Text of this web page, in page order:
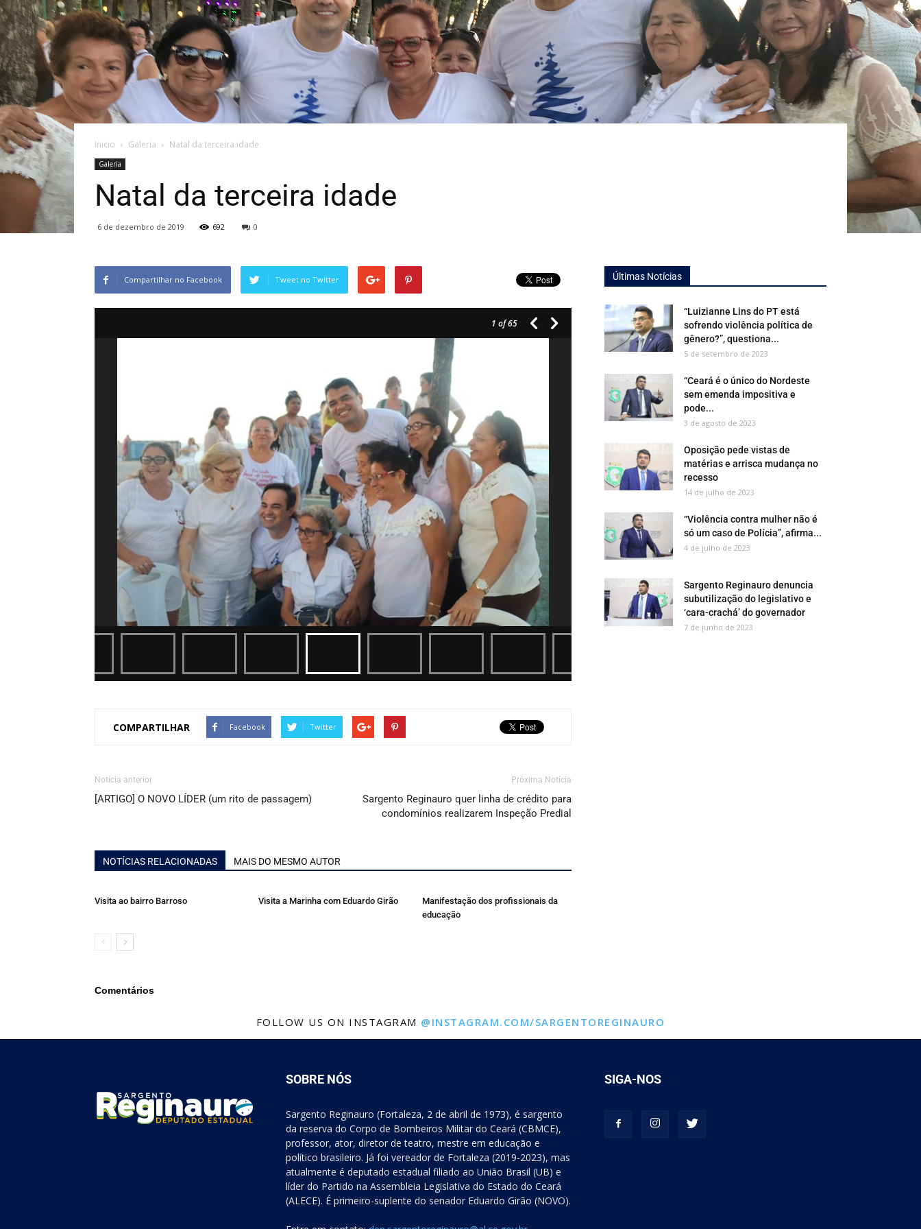
Inicio Galeria Natal da terceira idade
Galeria
Natal da terceira idade
6 de dezembro de 2019 692 0
Compartilhar no Facebook Tweet no Twitter
1 of 65
COMPARTILHAR Facebook Twitter
Notícia anterior
[ARTIGO] O NOVO LÍDER (um rito de passagem)
Próxima Notícia
Sargento Reginauro quer linha de crédito para
condomínios realizarem Inspeção Predial
NOTÍCIAS RELACIONADAS MAIS DO MESMO AUTOR
Visita ao bairro Barroso Visita a Marinha com Eduardo Girão
Manifestação dos profissionais da
educação
Comentários
Últimas Notícias
“Luizianne Lins do PT está
sofrendo violência política de
gênero?”, questiona...
5 de setembro de 2023
“Ceará é o único do Nordeste
sem emenda impositiva e
pode...
3 de agosto de 2023
Oposição pede vistas de
matérias e arrisca mudança no
recesso
14 de julho de 2023
“Violência contra mulher não é
só um caso de Polícia”, afirma...
4 de julho de 2023
Sargento Reginauro denuncia
subutilização do legislativo e
‘cara-crachá’ do governador
7 de junho de 2023
FOLLOW US ON INSTAGRAM @INSTAGRAM.COM/SARGENTOREGINAURO
SOBRE NÓS
Sargento Reginauro (Fortaleza, 2 de abril de 1973), é sargento
da reserva do Corpo de Bombeiros Militar do Ceará (CBMCE),
professor, ator, diretor de teatro, mestre em educação e
político brasileiro. Já foi vereador de Fortaleza (2019-2023), mas
atualmente é deputado estadual filiado ao União Brasil (UB) e
líder do Partido na Assembleia Legislativa do Estado do Ceará
(ALECE). É primeiro-suplente do senador Eduardo Girão (NOVO).
SIGA-NOS